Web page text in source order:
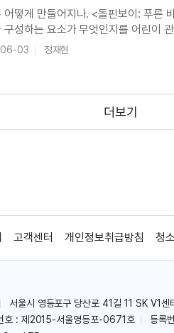
림 김윤아 인터뷰 영상
디오 지브리의 새로운 도전기 영상
어떻게 만들어지나. <돌핀보이: 푸른
구성하는 요소가 무엇인지를 어린이
선장(석승훈)에 의해 마을에서 영웅
03 정재현
더보기
고객센터 개인정보취급방침 청
서울시 영등포구 당산로 41길 11 SK V1센
호 : 제2015-서울영등포-0671호
등록